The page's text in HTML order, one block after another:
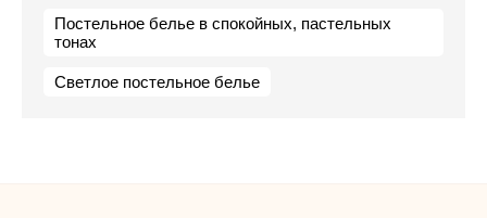
Постельное белье в спокойных, пастельных
тонах
Светлое постельное белье